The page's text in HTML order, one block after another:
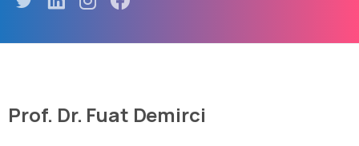
Prof. Dr. Fuat Demirci